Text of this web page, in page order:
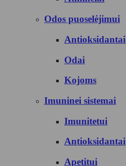
Odos puoselėjimui
Antioksidantai
Odai
Kojoms
Imuninei sistemai
Imunitetui
Antioksidantai
Apetitui